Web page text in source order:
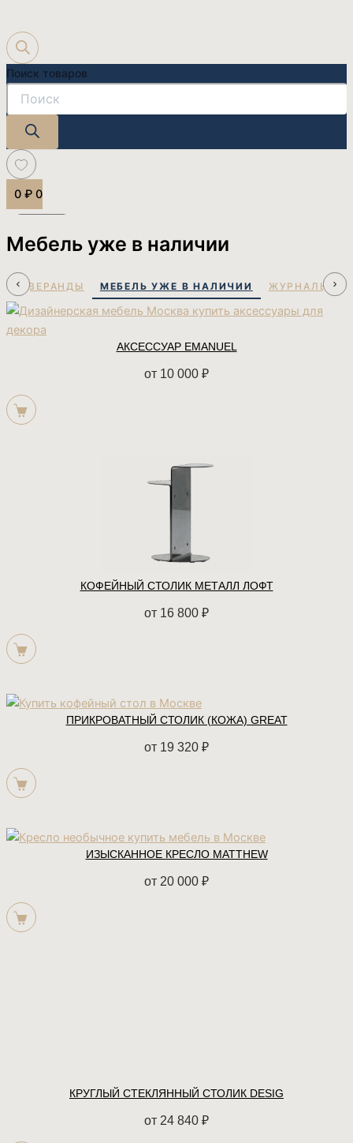
Поиск товаров
0 ₽ 0
Мебель уже в наличии
ВЕРАНДЫ МЕБЕЛЬ УЖЕ В НАЛИЧИИ
АКСЕССУАР EMANUEL
от 10 000 ₽
КОФЕЙНЫЙ СТОЛИК МЕТАЛЛ ЛОФТ
от 16 800 ₽
ПРИКРОВАТНЫЙ СТОЛИК (КОЖА) GREAT
от 19 320 ₽
ИЗЫСКАННОЕ КРЕСЛО MATTHEW
от 20 000 ₽
КРУГЛЫЙ СТЕКЛЯННЫЙ СТОЛИК DESIG
от 24 840 ₽